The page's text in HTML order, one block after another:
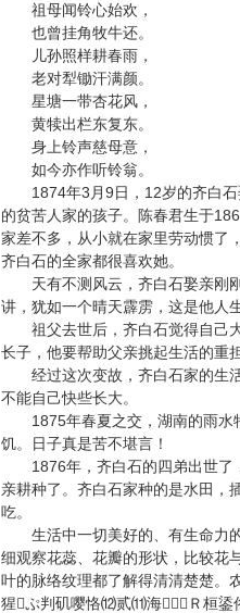
祖母闻铃心始欢，
也曾挂角牧牛还。
儿孙照样耕春雨，
老对犁锄汗满颜。
星塘一带杏花风，
黄犊出栏东复东。
身上铃声慈母意，
如今亦作听铃翁。
1874年3月9日，12岁的齐白石
的贫苦人家的孩子。陈春君生于
家差不多，从小就在家里劳动惯了
齐白石的全家都很喜欢她。
天有不测风云，齐白石娶亲刚刚
讲，犹如一个晴天霹雳，这是他人
祖父去世后，齐白石觉得自己大
长子，他要帮助父亲挑起生活的重担
经过这次变故，齐白石家的生活
不能自己快些长大。
1875年春夏之交，湖南的雨水
饥。日子真是苦不堪言！
1876年，齐白石的四弟出世了
亲耕种了。齐白石家种的是水田，
吃。
生活中一切美好的、有生命力的
细观察花蕊、花瓣的形状，比较花
叶的脉络纹理都了解得清清楚楚
猩ぷ判矶嘤恪⑿贰⑾海３Ｒ桓